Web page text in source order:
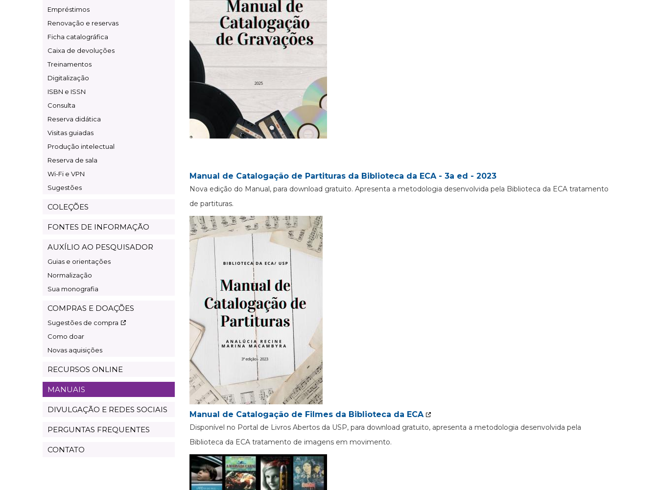
Empréstimos
Renovação e reservas
Ficha catalográfica
Caixa de devoluções
Treinamentos
Digitalização
ISBN e ISSN
Consulta
Reserva didática
Visitas guiadas
Produção intelectual
Reserva de sala
Wi-Fi e VPN
Sugestões
COLEÇÕES
FONTES DE INFORMAÇÃO
AUXÍLIO AO PESQUISADOR
Guias e orientações
Normalização
Sua monografia
COMPRAS E DOAÇÕES
Sugestões de compra
Como doar
Novas aquisições
RECURSOS ONLINE
MANUAIS
DIVULGAÇÃO E REDES SOCIAIS
PERGUNTAS FREQUENTES
CONTATO
Manual de Catalogação de Partituras da Biblioteca da ECA - 3a ed - 2023
Nova edição do Manual, para download gratuito. Apresenta a metodologia desenvolvida pela Biblioteca da ECA tratamento
de partituras.
Manual de Catalogação de Filmes da Biblioteca da ECA
Disponível no Portal de Livros Abertos da USP, para download gratuito, apresenta a metodologia desenvolvida pela
Biblioteca da ECA tratamento de imagens em movimento.